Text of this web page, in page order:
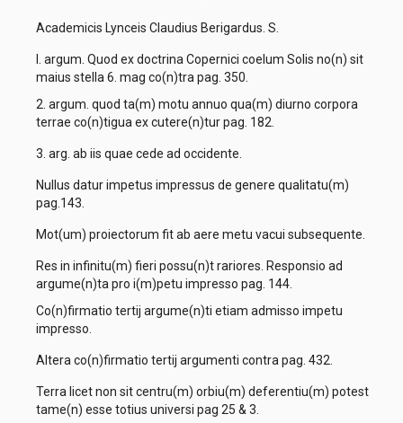
Academicis Lynceis Claudius Berigardus. S.
I. argum. Quod ex doctrina Copernici coelum Solis no(n) sit
maius stella 6. mag co(n)tra pag. 350.
2. argum. quod ta(m) motu annuo qua(m) diurno corpora
terrae co(n)tigua ex cutere(n)tur pag. 182.
3. arg. ab iis quae cede ad occidente.
Nullus datur impetus impressus de genere qualitatu(m)
pag.143.
Mot(um) proiectorum fit ab aere metu vacui subsequente.
Res in infinitu(m) fieri possu(n)t rariores. Responsio ad
argume(n)ta pro i(m)petu impresso pag. 144.
Co(n)firmatio tertij argume(n)ti etiam admisso impetu
impresso.
Altera co(n)firmatio tertij argumenti contra pag. 432.
Terra licet non sit centru(m) orbiu(m) deferentiu(m) potest
tame(n) esse totius universi pag 25 & 3.